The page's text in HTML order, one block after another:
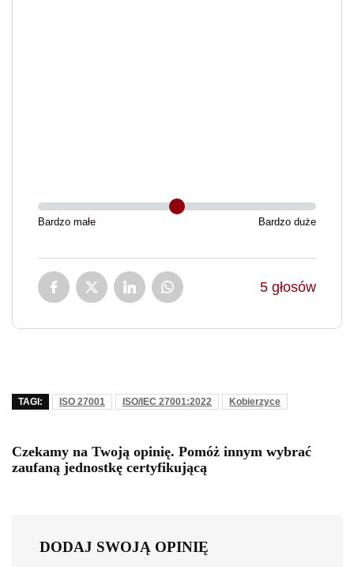
Bardzo małe Bardzo duże
5 głosów
TAGI: ISO 27001 ISO/IEC 27001:2022 Kobierzyce
Czekamy na Twoją opinię. Pomóż innym wybrać
zaufaną jednostkę certyfikującą
DODAJ SWOJĄ OPINIĘ